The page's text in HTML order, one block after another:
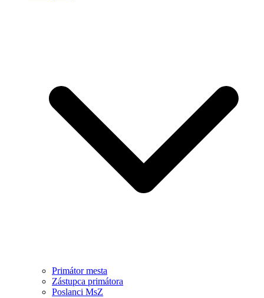
Primátor mesta
Zástupca primátora
Poslanci MsZ